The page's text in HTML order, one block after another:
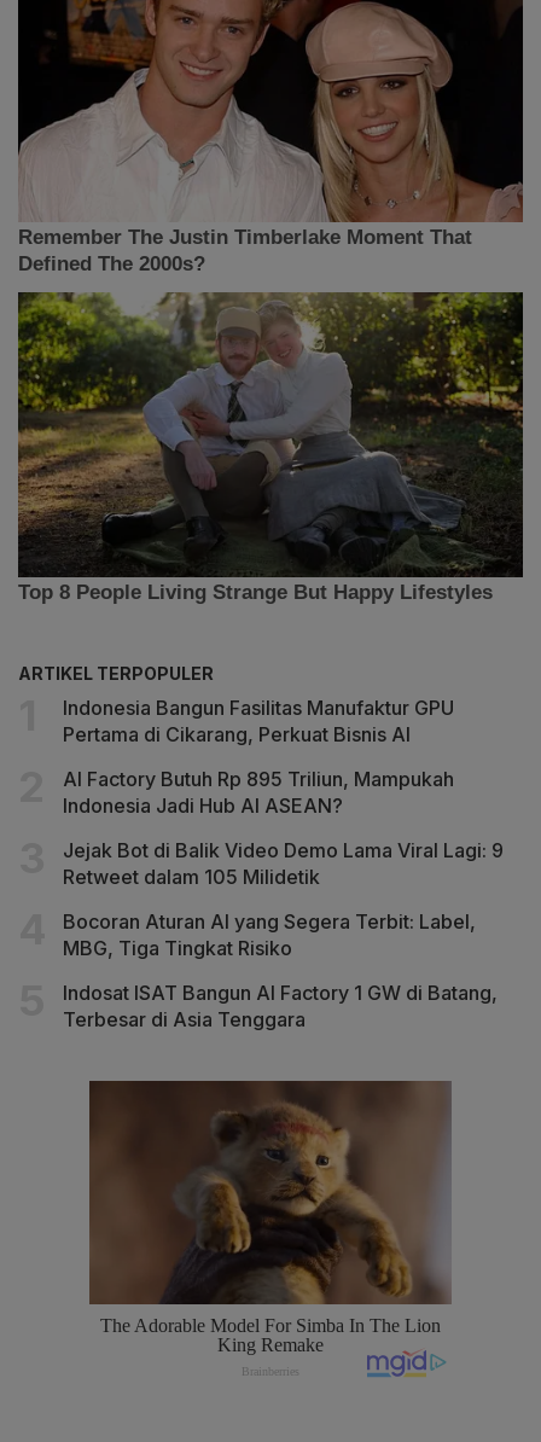
ARTIKEL TERPOPULER
Indonesia Bangun Fasilitas Manufaktur GPU
Pertama di Cikarang, Perkuat Bisnis AI
AI Factory Butuh Rp 895 Triliun, Mampukah
Indonesia Jadi Hub AI ASEAN?
Jejak Bot di Balik Video Demo Lama Viral Lagi: 9
Retweet dalam 105 Milidetik
Bocoran Aturan AI yang Segera Terbit: Label,
MBG, Tiga Tingkat Risiko
Indosat ISAT Bangun AI Factory 1 GW di Batang,
Terbesar di Asia Tenggara